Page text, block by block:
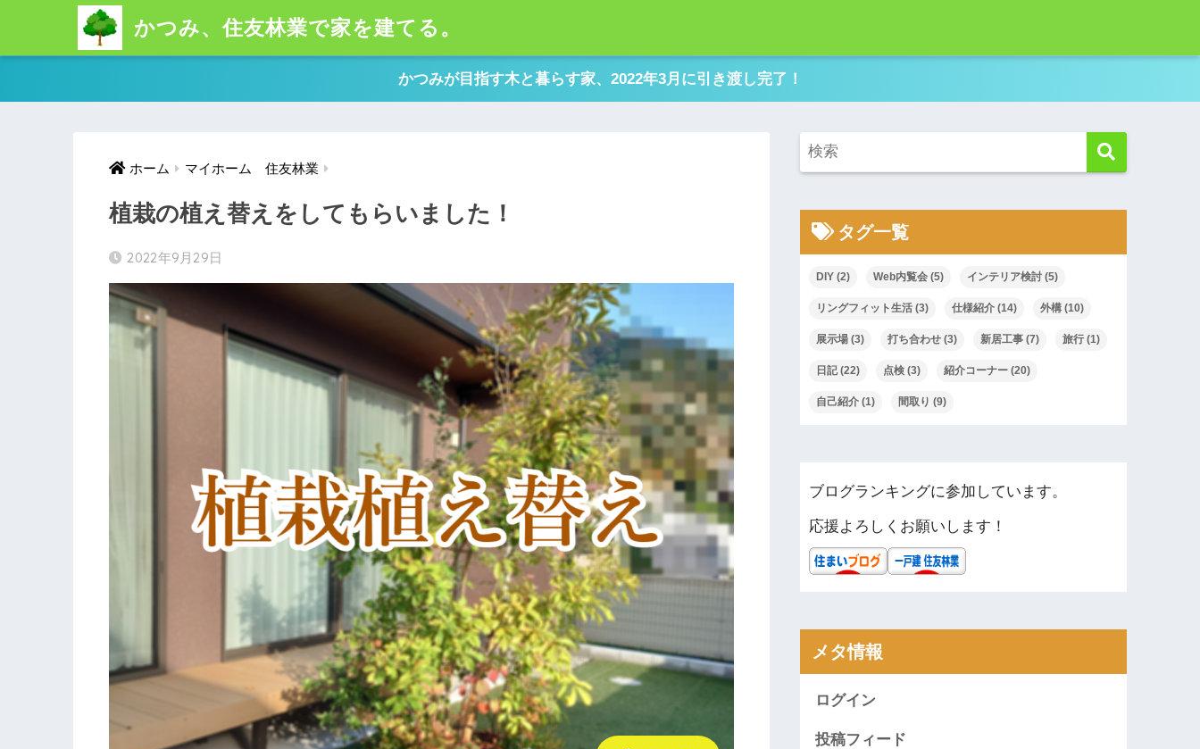
かつみ、住友林業で家を建てる。
かつみが目指す木と暮らす家、2022年3月に引き渡し完了！
ホーム マイホーム 住友林業
植栽の植え替えをしてもらいました！
2022年9月29日
タグ一覧
DIY (2) Web内覧会 (5) インテリア検討 (5)
リングフィット生活 (3) 仕様紹介 (14) 外構 (10)
展示場 (3) 打ち合わせ (3) 新居工事 (7) 旅行 (1)
日記(22) 点検 (3) 紹介コーナー (20)
自己紹介 (1) 間取り (9)
ブログランキングに参加しています。
応援よろしくお願いします！
メタ情報
ログイン
投稿フィード